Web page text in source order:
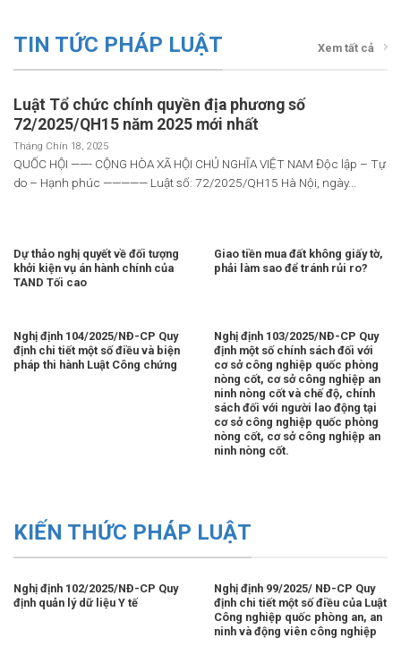
TIN TỨC PHÁP LUẬT Xem tất cả
Luật Tổ chức chính quyền địa phương số
72/2025/QH15 năm 2025 mới nhất
Tháng Chín 18, 2025
QUỐC HỘI ——- CỘNG HÒA XÃ HỘI CHỦ NGHĨA VIỆT NAM Độc lập – Tự
do – Hạnh phúc ————— Luật số: 72/2025/QH15 Hà Nội, ngày...
Dự thảo nghị quyết về đối tượng
khởi kiện vụ án hành chính của
TAND Tối cao
Giao tiền mua đất không giấy tờ,
phải làm sao để tránh rủi ro?
Nghị định 104/2025/NĐ-CP Quy
định chi tiết một số điều và biện
pháp thi hành Luật Công chứng
Nghị định 103/2025/NĐ-CP Quy
định một số chính sách đối với
cơ sở công nghiệp quốc phòng
nòng cốt, cơ sở công nghiệp an
ninh nòng cốt và chế độ, chính
sách đối với người lao động tại
cơ sở công nghiệp quốc phòng
nòng cốt, cơ sở công nghiệp an
ninh nòng cốt.
KIẾN THỨC PHÁP LUẬT
Nghị định 102/2025/NĐ-CP Quy
định quản lý dữ liệu Y tế
Nghị định 99/2025/ NĐ-CP Quy
định chi tiết một số điều của Luật
Công nghiệp quốc phòng an, an
ninh và động viên công nghiệp